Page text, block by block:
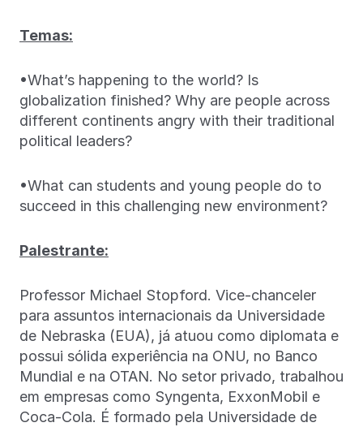
Temas:
•What’s happening to the world? Is
globalization finished? Why are people across
different continents angry with their traditional
political leaders?
•What can students and young people do to
succeed in this challenging new environment?
Palestrante:
Professor Michael Stopford. Vice-chanceler
para assuntos internacionais da Universidade
de Nebraska (EUA), já atuou como diplomata e
possui sólida experiência na ONU, no Banco
Mundial e na OTAN. No setor privado, trabalhou
em empresas como Syngenta, ExxonMobil e
Coca-Cola. É formado pela Universidade de